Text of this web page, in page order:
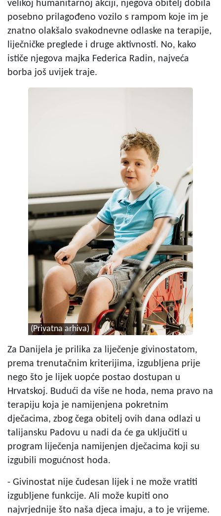
velikoj humanitarnoj akciji, njegova obitelj dobila
posebno prilagođeno vozilo s rampom koje im je
znatno olakšalo svakodnevne odlaske na terapije,
liječničke preglede i druge aktivnosti. No, kako
ističe njegova majka Federica Radin, najveća
borba još uvijek traje.
(Privatna arhiva)
Za Danijela je prilika za liječenje givinostatom,
prema trenutačnim kriterijima, izgubljena prije
nego što je lijek uopće postao dostupan u
Hrvatskoj. Budući da više ne hoda, nema pravo na
terapiju koja je namijenjena pokretnim
dječacima, zbog čega obitelj ovih dana odlazi u
talijansku Padovu u nadi da će ga uključiti u
program liječenja namijenjen dječacima koji su
izgubili mogućnost hoda.
- Givinostat nije čudesan lijek i ne može vratiti
izgubljene funkcije. Ali može kupiti ono
najvrjednije što naša djeca imaju, a to je vrijeme.